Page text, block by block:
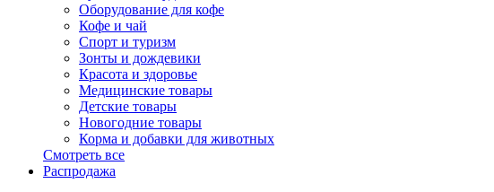
Оборудование для кофе
Кофе и чай
Спорт и туризм
Зонты и дождевики
Красота и здоровье
Медицинские товары
Детские товары
Новогодние товары
Корма и добавки для животных
Смотреть все
Распродажа